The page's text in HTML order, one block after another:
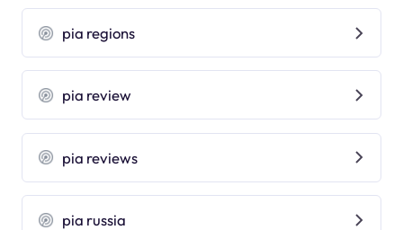
pia regions
pia review
pia reviews
pia russia